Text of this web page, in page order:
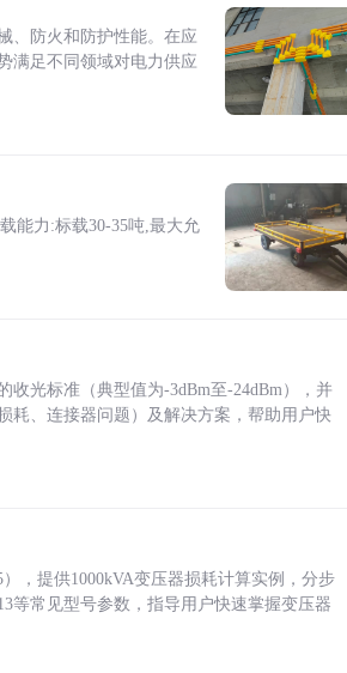
、防火和防护性能。在应
满足不同领域对电力供应
能力:标载30-35吨,最大允
光标准（典型值为-3dBm至-24dBm），并
耗、连接器问题）及解决方案，帮助用户快
，提供1000kVA变压器损耗计算实例，分步
等常见型号参数，指导用户快速掌握变压器